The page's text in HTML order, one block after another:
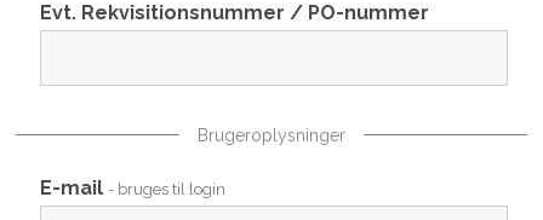
Evt. Rekvisitionsnummer / PO-nummer
Brugeroplysninger
E-mail - bruges til login